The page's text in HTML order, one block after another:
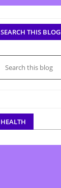
SEARCH THIS BLOG
HEALTH